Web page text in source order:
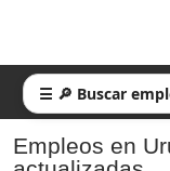
☰ 🔎 Buscar
Empleos en